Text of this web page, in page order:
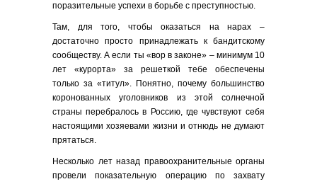
поразительные успехи в борьбе с преступностью.
Там, для того, чтобы оказаться на нарах –
достаточно просто принадлежать к бандитскому
сообществу. А если ты «вор в законе» – минимум 10
лет «курорта» за решеткой тебе обеспечены
только за «титул». Понятно, почему большинство
коронованных уголовников из этой солнечной
страны перебралось в Россию, где чувствуют себя
настоящими хозяевами жизни и отнюдь не думают
прятаться.
Несколько лет назад правоохранительные органы
провели показательную операцию по захвату